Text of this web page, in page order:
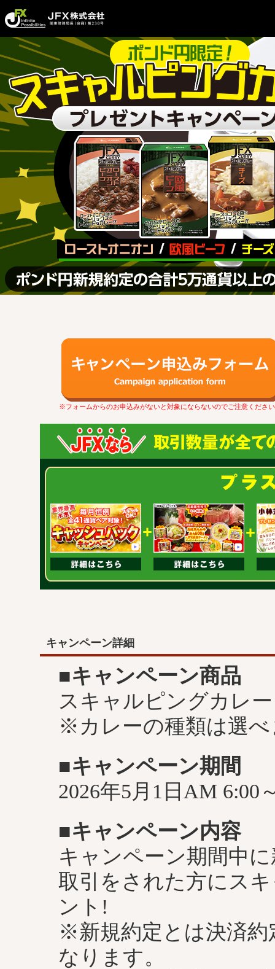
※フォームからのお申込みがないと対象にならないのでご注意くださ
キャンペーン詳細
■キャンペーン商品
スキャルピングカレ
※カレーの種類は選べ
■キャンペーン期間
2026年5月1日AM 6:00
■キャンペーン内容
キャンペーン期間中
取引をされた方にス
ント!
※新規約定とは決済約
なります。